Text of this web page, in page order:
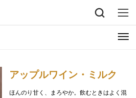
アップルワイン・ミルク
ほんのり甘く、まろやか。飲むときはよく混